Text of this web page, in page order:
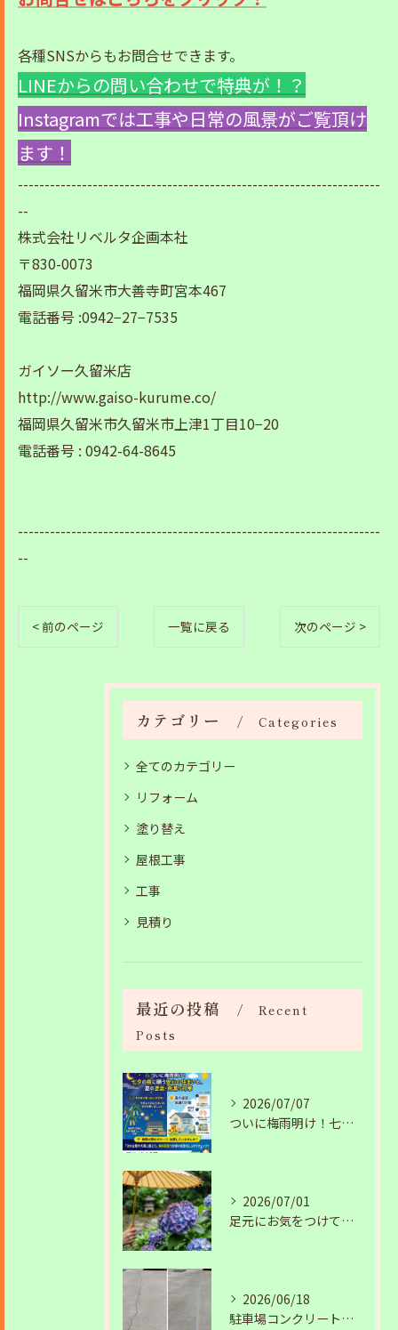
各種SNSからもお問合せできます。
LINEからの問い合わせで特典が！？
Instagramでは工事や日常の風景がご覧頂け
ます！
--------------------------------------------------------------------
--
株式会社リベルタ企画本社
〒830-0073
福岡県久留米市大善寺町宮本467
電話番号 :0942−27−7535
ガイソー久留米店
http://www.gaiso-kurume.co/
福岡県久留米市久留米市上津1丁目10−20
電話番号 : 0942-64-8645
--------------------------------------------------------------------
--
< 前のページ 一覧に戻る 次のページ >
カテゴリー Categories
全てのカテゴリー
リフォーム
塗り替え
屋根工事
工事
見積り
最近の投稿
Recent
Posts
2026/07/07
ついに梅雨明け！七夕の夜に願う安心の住まいと、夏の塗装・雨漏り対策
2026/07/01
足元にお気をつけて。梅雨の季節を安全・快適に乗り切るコツ
2026/06/18
駐車場コンクリートのひび割れは放置NG？原因と補修工事の施工事例を紹介